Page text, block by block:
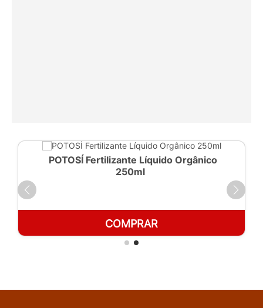
POTOSÍ Fertilizante Líquido Orgânico
250ml
COMPRAR